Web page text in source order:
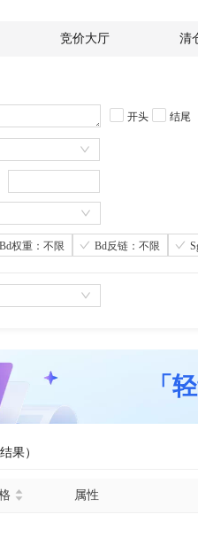
竞价大厅 清
开头 结尾
Bd权重：不限 Bd反链：不限
「
果）
属性